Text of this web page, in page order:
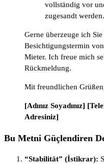
vollständig vor
zugesandt werden.
Gerne überzeuge ich
Besichtigungstermin
Mieter. Ich freue mich
Rückmeldung.
Mit freundlichen
[Adınız Soyadınız]
Adresiniz]
Bu Metni Güçlendiren
“Stabilität” (İstikrar):